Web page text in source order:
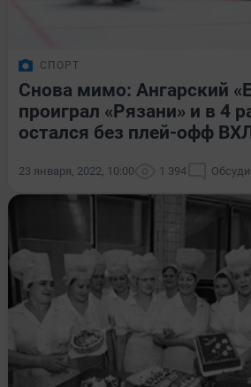
СПОРТ
Снова мимо: Ангарский
проиграл «Рязани» и в 4
остался без плей-офф
23 января, 2022, 10:00 1 394